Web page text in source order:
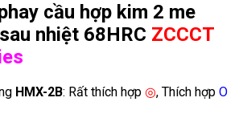
cầu hợp kim 2 me
nhiệt 68HRC ZCCCT
HMX-2B: Rất thích hợp ◎, Thích hợp Ο